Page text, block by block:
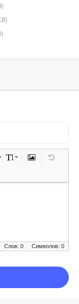
Символов: 0
Слов: 0